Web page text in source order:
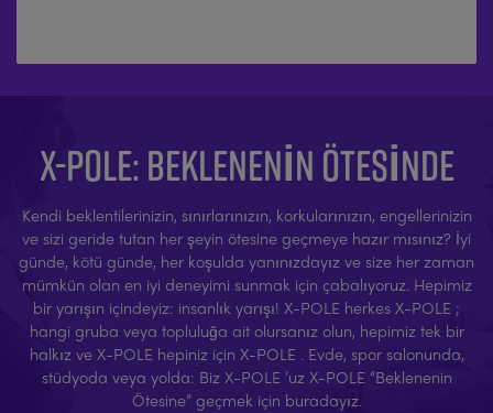
X-POLE: BEKLENENIN ÖTESINDE
Kendi beklentilerinizin, sınırlarınızın, korkularınızın, engellerinizin
ve sizi geride tutan her şeyin ötesine geçmeye hazır mısınız? İyi
günde, kötü günde, her koşulda yanınızdayız ve size her zaman
mümkün olan en iyi deneyimi sunmak için çabalıyoruz. Hepimiz
bir yarışın içindeyiz: insanlık yarışı! X-POLE herkes X-POLE ;
hangi gruba veya topluluğa ait olursanız olun, hepimiz tek bir
halkız ve X-POLE hepiniz için X-POLE . Evde, spor salonunda,
stüdyoda veya yolda: Biz X-POLE ’uz X-POLE “Beklenenin
Ötesine” geçmek için buradayız.